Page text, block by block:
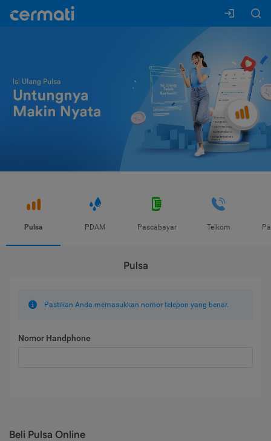
Pulsa PDAM Pascabayar Telkom
Pulsa
Pastikan Anda memasukkan nomor telepon yang benar.
Nomor Handphone
Beli Pulsa Online